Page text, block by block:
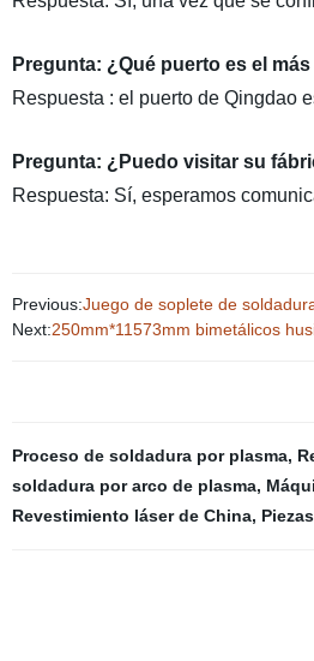
Pregunta: ¿Qué puerto es el
Respuesta : el puerto de Qingdao
Pregunta: ¿Puedo visitar su
Respuesta: Sí, esperamos
Previous:Juego de soplete de
Next:250mm*11573mm bimetálicos
Proceso de soldadura por plasma,
soldadura por arco de plasma,
Revestimiento láser de China,